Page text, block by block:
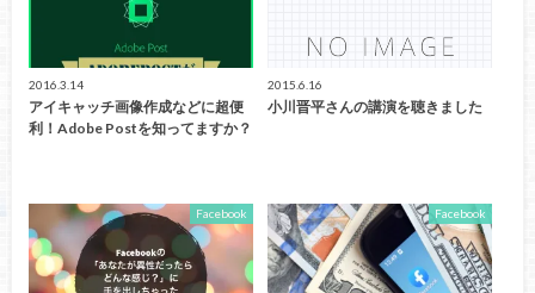
2016.3.14
アイキャッチ画像作成などに超便
利！Adobe Postを知ってますか？
2015.6.16
小川晋平さんの講演を聴きました
Facebook Facebook